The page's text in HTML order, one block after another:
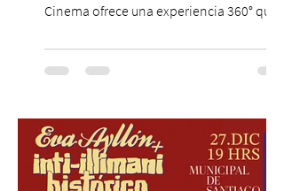
Cinema ofrece una experiencia 360° que
cinematográfica y actores en vivo,
recreando algunos de los universos más
una nueva atracción a su oferta
gastronómica y turística con la apertura de
Cinema, un restaurante temático
inspirado en el concepto de un museo de